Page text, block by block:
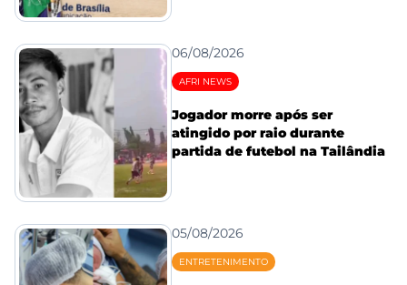
06/08/2026
AFRI NEWS
Jogador morre após ser
atingido por raio durante
partida de futebol na Tailândia
05/08/2026
ENTRETENIMENTO